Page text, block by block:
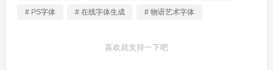
# PS字体 # 在线字体生成 # 物语艺术字体
喜欢就支持一下吧